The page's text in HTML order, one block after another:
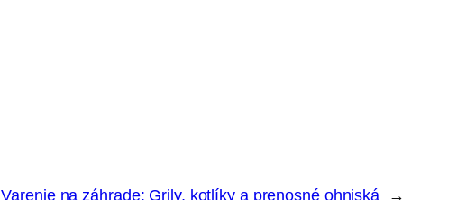
Varenie na záhrade: Grily, kotlíky a prenosné ohniská →